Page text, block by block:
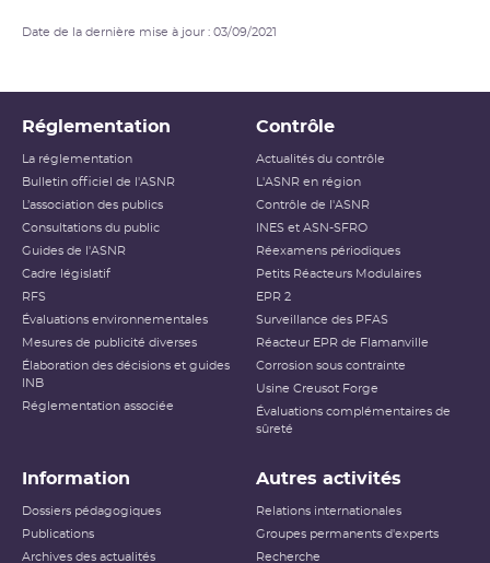
Date de la dernière mise à jour : 03/09/2021
Réglementation
La réglementation
Bulletin officiel de l'ASNR
L’association des publics
Consultations du public
Guides de l'ASNR
Cadre législatif
RFS
Évaluations environnementales
Mesures de publicité diverses
Élaboration des décisions et guides
INB
Réglementation associée
Contrôle
Actualités du contrôle
L'ASNR en région
Contrôle de l'ASNR
INES et ASN-SFRO
Réexamens périodiques
Petits Réacteurs Modulaires
EPR 2
Surveillance des PFAS
Réacteur EPR de Flamanville
Corrosion sous contrainte
Usine Creusot Forge
Évaluations complémentaires de
sûreté
Information
Dossiers pédagogiques
Publications
Archives des actualités
Autres activités
Relations internationales
Groupes permanents d'experts
Recherche